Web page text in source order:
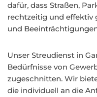
dafür, dass Straßen,
rechtzeitig und effektiv
und
Unser Streudienst in
Bedürfnisse von
zugeschnitten. Wir
die individuell an die